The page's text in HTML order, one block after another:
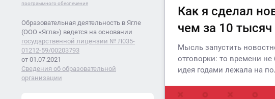
Как я сделал
чем за 10 тысяч
Мысль запустить
отговорки: то времени
идея годами лежала на
программного обеспечения
Образовательная деятельность в Ягле
(ООО «Ягла») ведется на основании
государственной лицензии № Л035-
01212-59/00203793
от 01.07.2021
Сведения об образовательной
организации